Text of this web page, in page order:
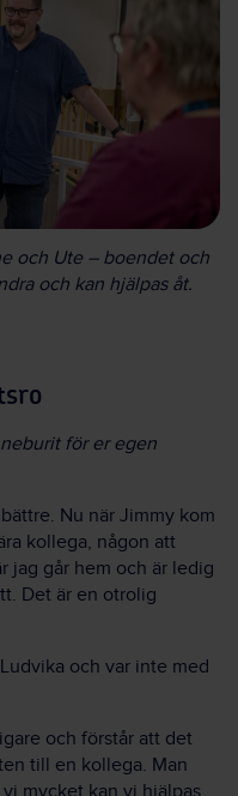
och Ute – boendet och
och kan hjälpas åt.
för er egen
Nu när Jimmy kom
kollega, någon att
jag går hem och är ledig
Det är en otrolig
och var inte med
och förstår att det
till en kollega. Man